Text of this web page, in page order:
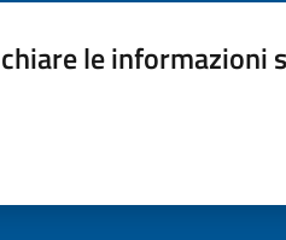
le informazioni